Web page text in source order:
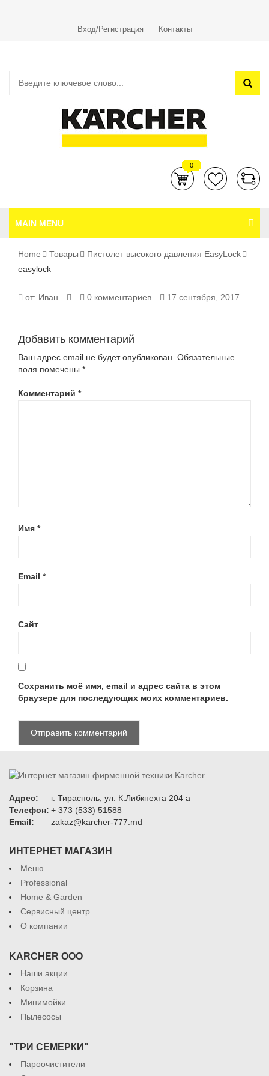
Вход/Регистрация Контакты
0
MAIN MENU
Home Товары
Пистолет высокого давления EasyLock
easylock
EASYLOCK
от: Иван 0 комментариев 17 сентября, 2017
Добавить комментарий
Ваш адрес email не будет опубликован. Обязательные
поля помечены *
Комментарий *
Имя *
Email *
Сайт
Сохранить моё имя, email и адрес сайта в этом
браузере для последующих моих комментариев.
Адрес:
г. Тирасполь, ул. К.Либкнехта 204 а
Телефон: + 373 (533) 51588
Email:
zakaz@karcher-777.md
ИНТЕРНЕТ МАГАЗИН
Меню
Professional
Home & Garden
Сервисный центр
О компании
KARCHER ООО
Наши акции
Корзина
Минимойки
Пылесосы
"ТРИ СЕМЕРКИ"
Пароочистители